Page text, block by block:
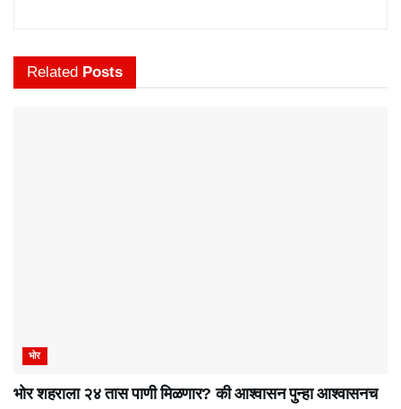
Related Posts
भोर
भोर शहराला २४ तास पाणी मिळणार? की आश्वासन पुन्हा आश्वासनच